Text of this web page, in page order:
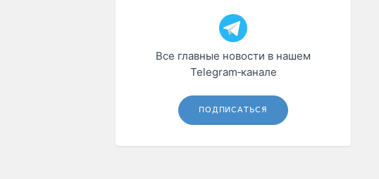
Все главные новости в нашем
Telegram‑канале
ПОДПИСАТЬСЯ